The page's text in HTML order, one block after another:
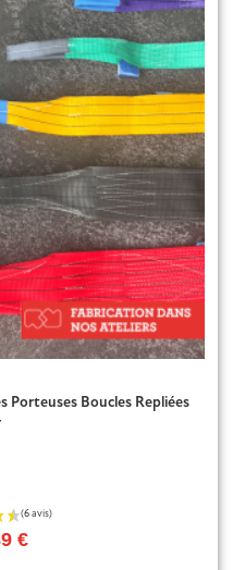
(2 avis)
Porteuses Boucles Repliées
€